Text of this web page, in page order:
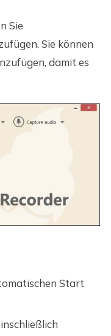
Sie
Sie können
damit es
Start